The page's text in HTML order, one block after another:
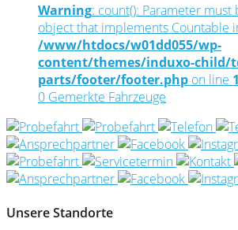
Warning: count(): Parameter must
object that implements Countable
/www/htdocs/w01dd055/wp-
content/themes/induxo-child/
parts/footer/footer.php on line
0 Gemerkte Fahrzeuge
Unsere Standorte